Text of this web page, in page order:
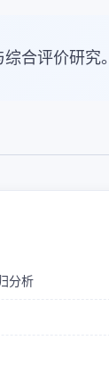
合评价研究。
分析